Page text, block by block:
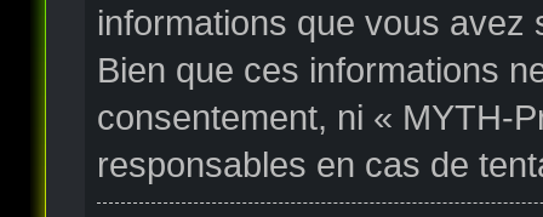
informations que vous
Bien que ces informations
consentement, ni « MYTH-
responsables en cas de